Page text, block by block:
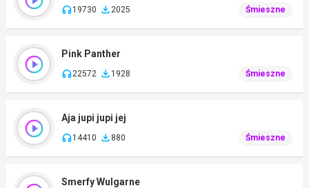
19730 2025 Śmieszne
Pink Panther
22572 1928 Śmieszne
Aja jupi jupi jej
14410 880 Śmieszne
Smerfy Wulgarne